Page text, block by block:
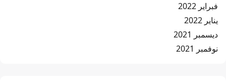
فبراير 2022
يناير 2022
ديسمبر 2021
نوفمبر 2021